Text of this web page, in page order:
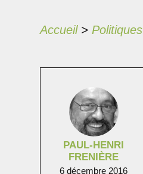
Accueil> Politiques
PAUL-HENRI
FRENIÈRE
6 décembre 2016